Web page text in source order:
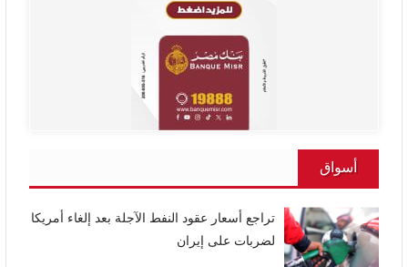
أسواق
تراجع أسعار عقود النفط الآجلة بعد إلغاء أمريكا
لضربات على إيران